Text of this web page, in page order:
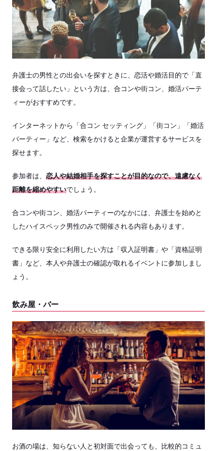
弁護士の男性との出会いを探すときに、恋活や婚活目的で「直
接会って話したい」という方は、合コンや街コン、婚活パーテ
ィーがおすすめです。
インターネットから「合コン セッティング」「街コン」「婚活
パーティー」など、検索をかけると企業が運営するサービスを
探せます。
参加者は、 恋人や結婚相手を探すことが目的なので、遠慮なく
距離を縮めやすいでしょう。
合コンや街コン、婚活パーティーのなかには、弁護士を始めと
したハイスペック男性のみで開催される内容もあります。
できる限り安全に利用したい方は「収入証明書」や「資格証明
書」など、本人や弁護士の確認が取れるイベントに参加しまし
ょう。
飲み屋・バー
お酒の場は、知らない人と初対面で出会っても、比較的コミュ